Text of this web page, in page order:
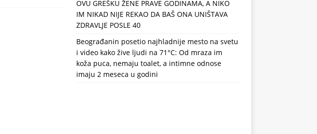
OVU GREŠKU ŽENE PRAVE GODINAMA, A NIKO
IM NIKAD NIJE REKAO DA BAŠ ONA UNIŠTAVA
ZDRAVLJE POSLE 40
Beograđanin posetio najhladnije mesto na svetu
i video kako žive ljudi na 71°C: Od mraza im
koža puca, nemaju toalet, a intimne odnose
imaju 2 meseca u godini